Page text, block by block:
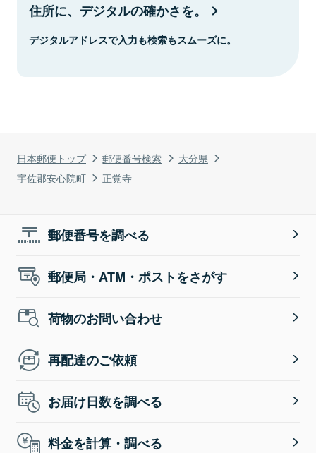
日本郵便トップ 郵便番号検索
大分県
宇佐郡安心院町
正覚寺
住所に、デジタルの確かさを。
デジタルアドレスで入力も検索もスムーズに。
郵便番号を調べる
郵便局・ATM・ポストをさがす
荷物のお問い合わせ
再配達のご依頼
お届け日数を調べる
料金を計算・調べる